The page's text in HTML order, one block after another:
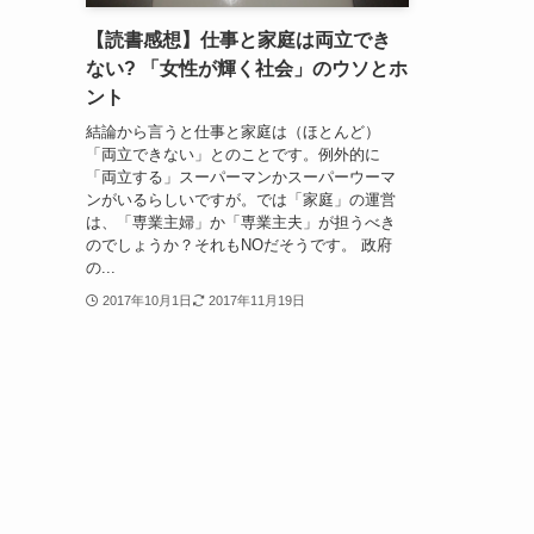
【読書感想】仕事と家庭は両立でき
ない? 「女性が輝く社会」のウソとホ
ント
結論から言うと仕事と家庭は（ほとんど）
「両立できない」とのことです。例外的に
「両立する」スーパーマンかスーパーウーマ
ンがいるらしいですが。では「家庭」の運営
は、「専業主婦」か「専業主夫」が担うべき
のでしょうか？それもNOだそうです。 政府
の...
2017年10月1日 2017年11月19日